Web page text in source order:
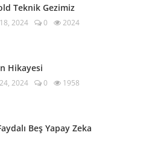
Gezimiz
Teknik Gezimiz
2024 0 2024
Hikayesi
2024 0 1958
Beş Yapay Zeka